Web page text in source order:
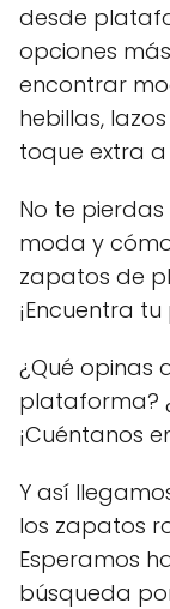
desde
opciones
encontrar
hebillas,
toque extra
No te
moda y
zapatos de
¡Encuentra
¿Qué opinas
plataforma?
¡Cuéntanos
Y así
los zapatos
Esperamos
búsqueda